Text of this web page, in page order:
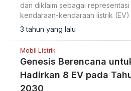
dan diklaim sebagai representasi
kendaraan-kendaraan listrik (EV)
depan dari brand mewah di bawah
naungan Hyundai.
3 tahun yang lalu
Mobil Listrik
Genesis Berencana
Hadirkan 8 EV pada
2030